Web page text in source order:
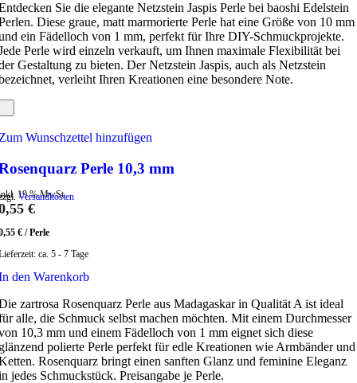
Sie die elegante Netzstein Jaspis Perle bei baoshi Edelstein
Diese graue, matt marmorierte Perle hat eine Größe von 10 mm
ein Fädelloch von 1 mm, perfekt für Ihre DIY-Schmuckprojekte.
Perle wird einzeln verkauft, um Ihnen maximale Flexibilität bei
Gestaltung zu bieten. Der Netzstein Jaspis, auch als Netzstein
verleiht Ihren Kreationen eine besondere Note.
Wunschzettel hinzufügen
Perle 10,3 mm
19 % MwSt.
Versandkosten
€
€ /Perle
ca. 5 - 7 Tage
den Warenkorb
zartrosa Rosenquarz Perle aus Madagaskar in Qualität A ist ideal
alle, die Schmuck selbst machen möchten. Mit einem Durchmesser
10,3 mm und einem Fädelloch von 1 mm eignet sich diese
polierte Perle perfekt für edle Kreationen wie Armbänder und
Rosenquarz bringt einen sanften Glanz und feminine Eleganz
jedes Schmuckstück. Preisangabe je Perle.